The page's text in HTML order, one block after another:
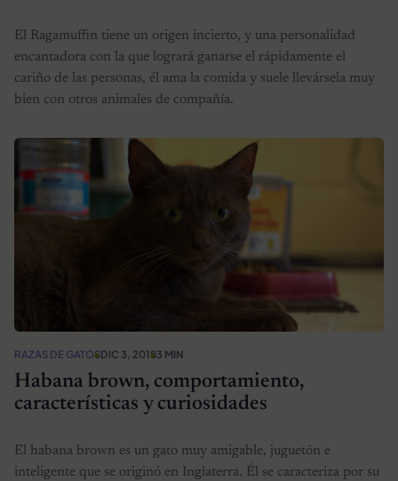
El Ragamuffin tiene un origen incierto, y una personalidad
encantadora con la que logrará ganarse el rápidamente el
cariño de las personas, él ama la comida y suele llevársela muy
bien con otros animales de compañía.
RAZAS DE GATOSDIC 3, 20183 MIN
Habana brown, comportamiento,
características y curiosidades
El habana brown es un gato muy amigable, juguetón e
inteligente que se originó en Inglaterra. Él se caracteriza por su